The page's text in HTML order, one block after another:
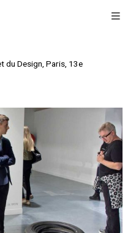
du Design, Paris, 13e